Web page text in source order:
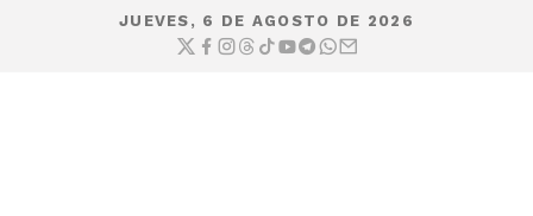
JUEVES, 6 DE AGOSTO DE 2026